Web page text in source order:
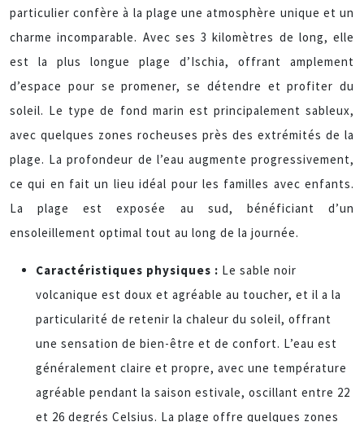
particulier confère à la plage une atmosphère unique et un
charme incomparable. Avec ses 3 kilomètres de long, elle
est la plus longue plage d’Ischia, offrant amplement
d’espace pour se promener, se détendre et profiter du
soleil. Le type de fond marin est principalement sableux,
avec quelques zones rocheuses près des extrémités de la
plage. La profondeur de l’eau augmente progressivement,
ce qui en fait un lieu idéal pour les familles avec enfants.
La plage est exposée au sud, bénéficiant d’un
ensoleillement optimal tout au long de la journée.
Caractéristiques physiques : Le sable noir
volcanique est doux et agréable au toucher, et il a la
particularité de retenir la chaleur du soleil, offrant
une sensation de bien-être et de confort. L’eau est
généralement claire et propre, avec une température
agréable pendant la saison estivale, oscillant entre 22
et 26 degrés Celsius. La plage offre quelques zones